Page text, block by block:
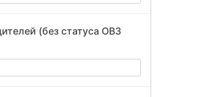
(без статуса ОВЗ